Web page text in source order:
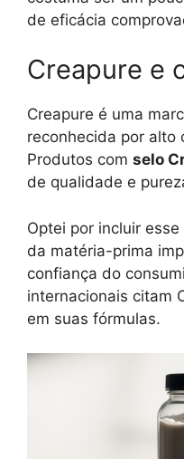
de eficácia
Creapure e
Creapure é uma
reconhecida por alto
Produtos com selo
de qualidade e
Optei por incluir
da matéria-prima
confiança do
internacionais citam
em suas fórmulas.